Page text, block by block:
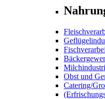
Obst und
Catering/